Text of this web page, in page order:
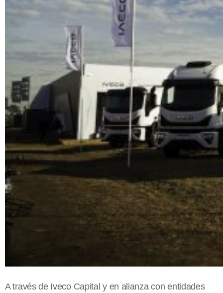
A través de Iveco Capital y en alianza con entidades